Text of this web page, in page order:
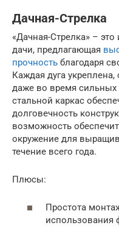
Дачная-Стрелка
«Дачная-Стрелка» –
дачи, предлагающая
прочность благодаря
Каждая дуга
даже во время
стальной каркас
долговечность
возможность
окружение для
течение всего года.
Плюсы:
Простота
использования